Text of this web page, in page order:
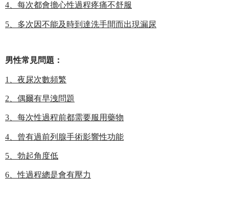
4、每次都會擔心性過程疼痛不舒服
5 、多次因不能及時到達洗手間而出現漏尿
男性常見問題：
1 、夜尿次數頻繁
2 、偶爾有早洩問題
3、每次性過程前都需要服用藥物
4 、曾有過前列腺手術影響性功能
5 、勃起角度低
6、性過程總是會有壓力